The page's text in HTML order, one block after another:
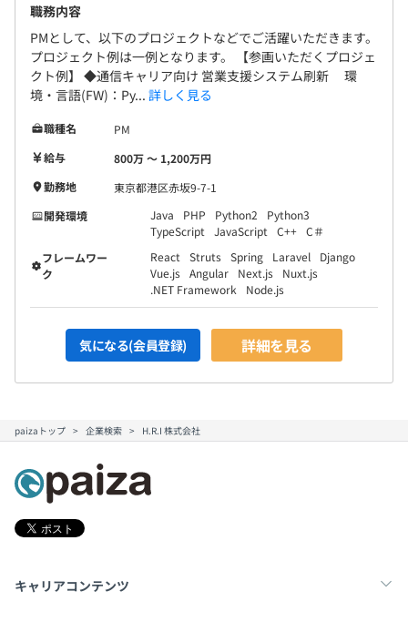
職務内容
PMとして、以下のプロジェクトなどでご活躍いただきます。
プロジェクト例は一例となります。 【参画いただくプロジェ
クト例】 ◆通信キャリア向け 営業支援システム刷新 環
境・言語(FW)：Py... 詳しく見る
職種名
PM
給与
800万 〜 1,200万円
勤務地
東京都港区赤坂9-7-1
開発環境
Java PHP Python2
Python3
TypeScript
JavaScript C++ C＃
フレームワー
ク
React Struts Spring Laravel
Django
Vue.js Angular Next.js
Nuxt.js
.NET Framework
Node.js
気になる(会員登録) 詳細を見る
paizaトップ 企業検索 H.R.I 株式会社
キャリアコンテンツ